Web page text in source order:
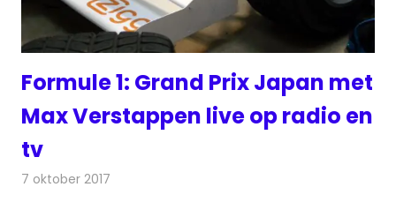
Formule 1: Grand Prix Japan met
Max Verstappen live op radio en
tv
7 oktober 2017